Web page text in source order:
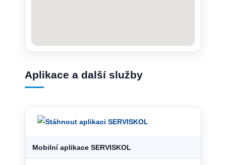
Aplikace a další služby
Mobilní aplikace SERVISKOL